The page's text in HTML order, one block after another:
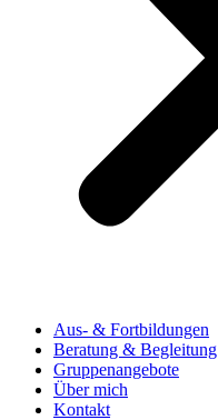
Aus- & Fortbildungen
Beratung & Begleitung
Gruppenangebote
Über mich
Kontakt